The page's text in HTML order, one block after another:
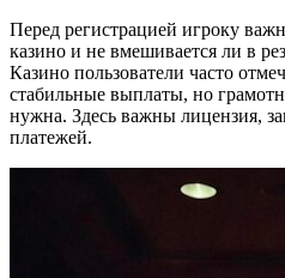
Перед регистрацией игроку
казино и не вмешивается ли в
Казино пользователи часто
стабильные выплаты, но
нужна. Здесь важны лицензия,
платежей.